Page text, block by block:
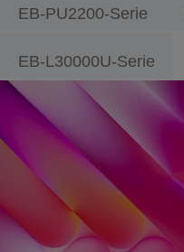
EB-PU2200-Serie
EB-L30000U-Serie